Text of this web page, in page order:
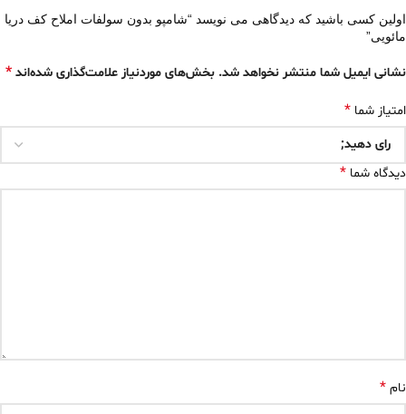
اولین کسی باشید که دیدگاهی می نویسد “شامپو بدون سولفات املاح کف دریا
مائویی”
نشانی ایمیل شما منتشر نخواهد شد. بخش‌های موردنیاز علامت‌گذاری شده‌اند *
امتیاز شما *
دیدگاه شما *
نام *